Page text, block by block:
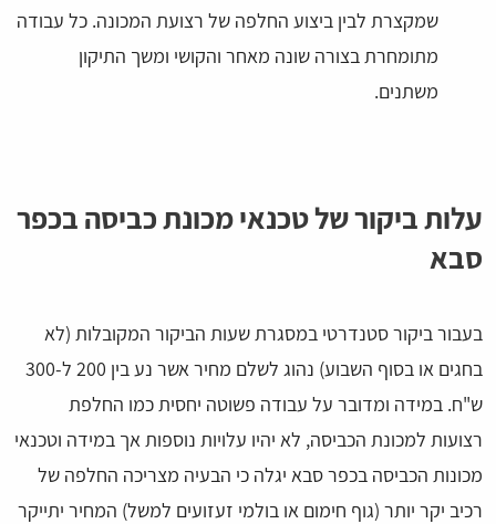
שמקצרת לבין ביצוע החלפה של רצועת המכונה. כל עבודה
מתומחרת בצורה שונה מאחר והקושי ומשך התיקון
משתנים.
עלות ביקור של טכנאי מכונת כביסה בכפר
סבא
בעבור ביקור סטנדרטי במסגרת שעות הביקור המקובלות (לא
בחגים או בסוף השבוע) נהוג לשלם מחיר אשר נע בין 200 ל-300
ש"ח. במידה ומדובר על עבודה פשוטה יחסית כמו החלפת
רצועות למכונת הכביסה, לא יהיו עלויות נוספות אך במידה וטכנאי
מכונות הכביסה בכפר סבא יגלה כי הבעיה מצריכה החלפה של
רכיב יקר יותר (גוף חימום או בולמי זעזועים למשל) המחיר יתייקר